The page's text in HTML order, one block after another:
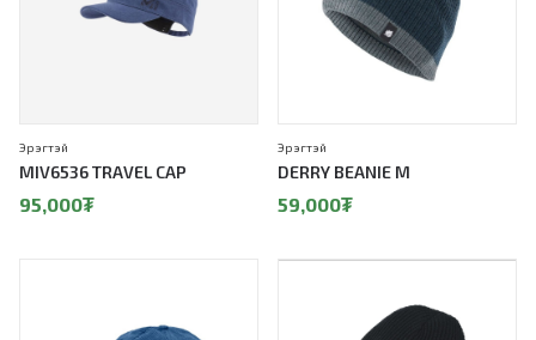
MIV6536 TRAVEL CAP
Эрэгтэй
95,000₮
DERRY BEANIE M
Эрэгтэй
59,000₮